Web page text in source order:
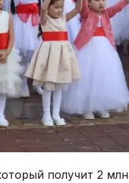
получит 2 млн